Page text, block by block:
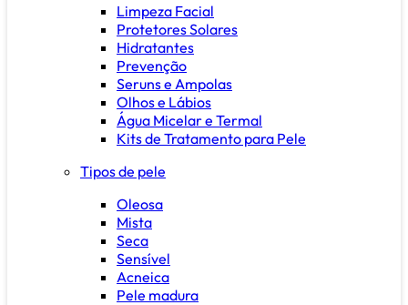
Limpeza Facial
Protetores Solares
Hidratantes
Prevenção
Seruns e Ampolas
Olhos e Lábios
Água Micelar e Termal
Kits de Tratamento para Pele
Tipos de pele
Oleosa
Mista
Seca
Sensível
Acneica
Pele madura